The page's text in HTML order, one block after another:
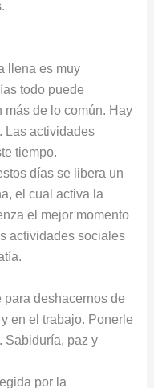
llena es muy
todo puede
más de lo común. Hay
Las actividades
tiempo.
días se libera un
el cual activa la
el mejor momento
actividades sociales
deshacernos de
en el trabajo. Ponerle
Sabiduría, paz y
por la